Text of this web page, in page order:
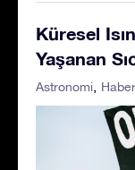
Küresel
Yaşanan
Astronomi